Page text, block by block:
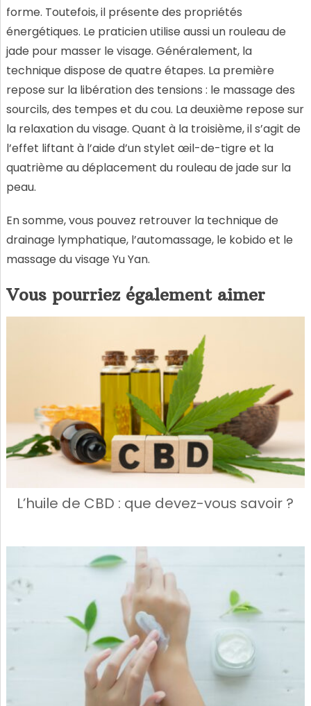
forme. Toutefois, il présente des propriétés
énergétiques. Le praticien utilise aussi un rouleau de
jade pour masser le visage. Généralement, la
technique dispose de quatre étapes. La première
repose sur la libération des tensions : le massage des
sourcils, des tempes et du cou. La deuxième repose sur
la relaxation du visage. Quant à la troisième, il s’agit de
l’effet liftant à l’aide d’un stylet œil-de-tigre et la
quatrième au déplacement du rouleau de jade sur la
peau.
En somme, vous pouvez retrouver la technique de
drainage lymphatique, l’automassage, le kobido et le
massage du visage Yu Yan.
Vous pourriez également aimer
L’huile de CBD : que devez-vous savoir ?